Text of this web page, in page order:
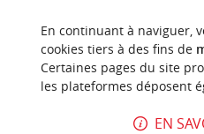
NOUS AVONS
En continuant à naviguer,
cookies tiers à des fins de
Certaines pages du site
les plateformes déposent
EN